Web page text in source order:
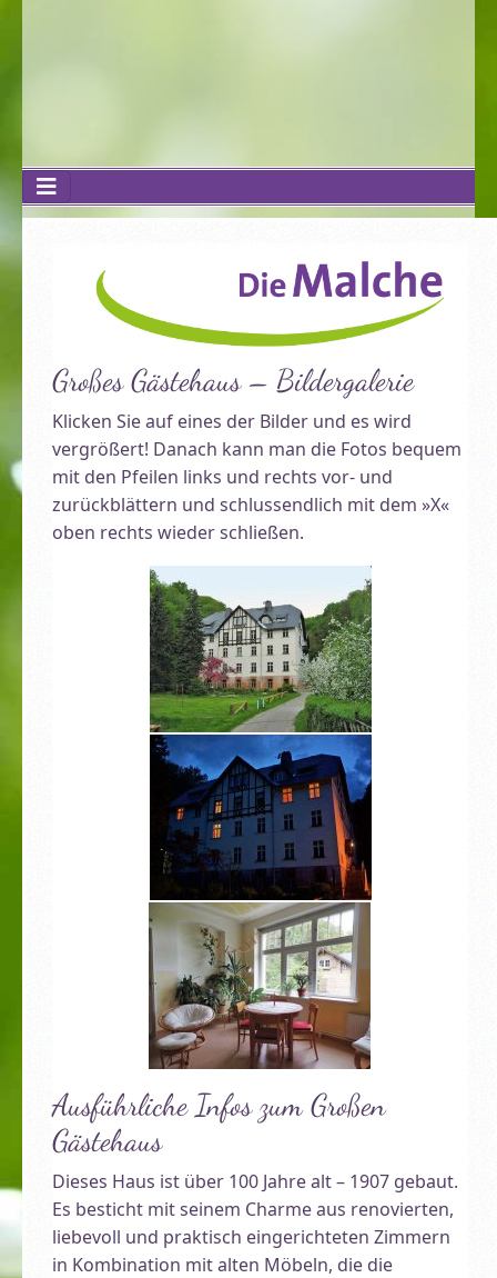
Großes Gästehaus – Bildergalerie
Klicken Sie auf eines der Bilder und es wird
vergrößert! Danach kann man die Fotos bequem
mit den Pfeilen links und rechts vor- und
zurückblättern und schlussendlich mit dem »X«
oben rechts wieder schließen.
Ausführliche Infos zum Großen
Gästehaus
Dieses Haus ist über 100 Jahre alt – 1907 gebaut.
Es besticht mit seinem Charme aus renovierten,
liebevoll und praktisch eingerichteten Zimmern
in Kombination mit alten Möbeln, die die